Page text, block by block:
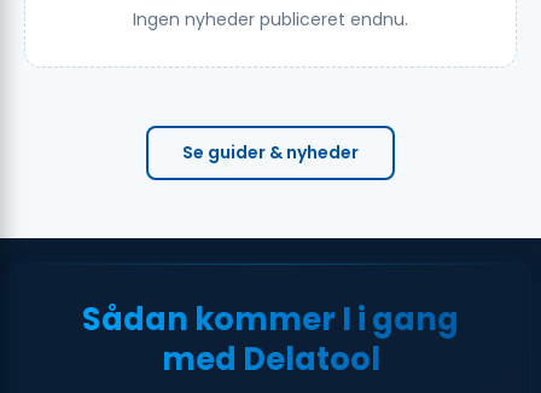
Ingen nyheder publiceret endnu.
Se guider & nyheder
Sådan kommer I i gang
med Delatool